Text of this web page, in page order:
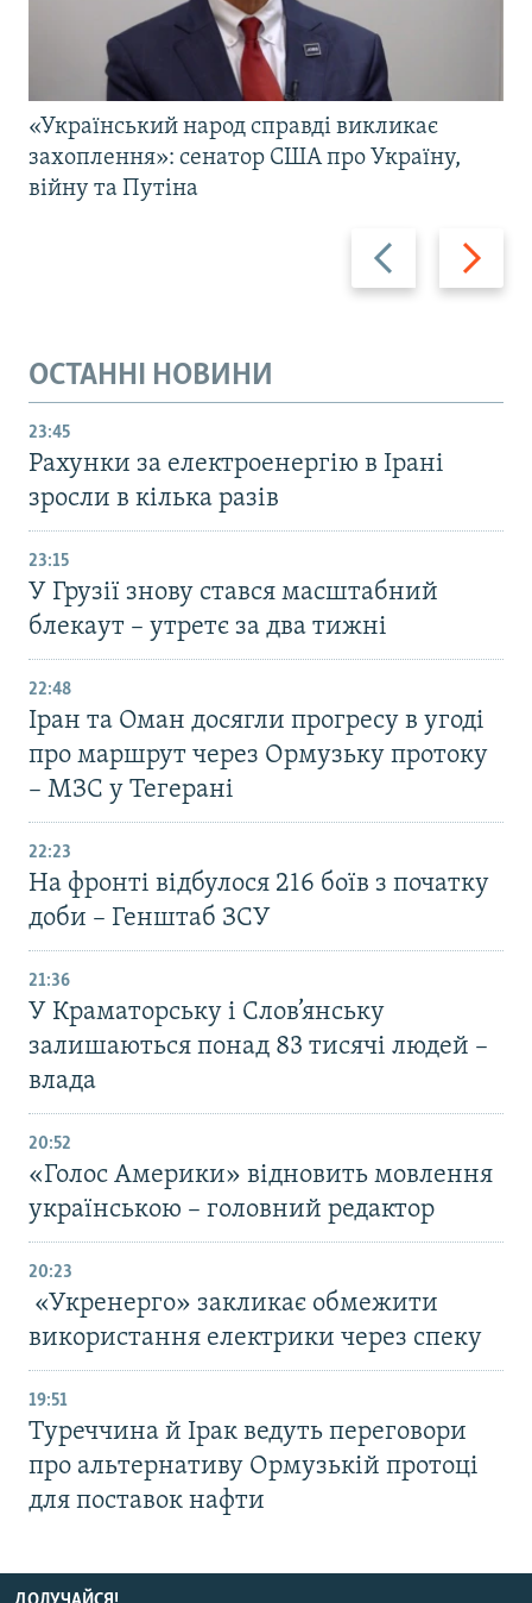
Назад Вперед
«Український народ справді викликає
захоплення»: сенатор США про Україну,
війну та Путіна
ОСТАННІ НОВИНИ
23:45
Рахунки за електроенергію в Ірані
зросли в кілька разів
23:15
У Грузії знову стався масштабний
блекаут – утретє за два тижні
22:48
Іран та Оман досягли прогресу в угоді
про маршрут через Ормузьку протоку
– МЗС у Тегерані
22:23
На фронті відбулося 216 боїв з початку
доби – Генштаб ЗСУ
21:36
У Краматорську і Слов’янську
залишаються понад 83 тисячі людей –
влада
20:52
«Голос Америки» відновить мовлення
українською – головний редактор
20:23
«Укренерго» закликає обмежити
використання електрики через спеку
19:51
Туреччина й Ірак ведуть переговори
про альтернативу Ормузькій протоці
для поставок нафти